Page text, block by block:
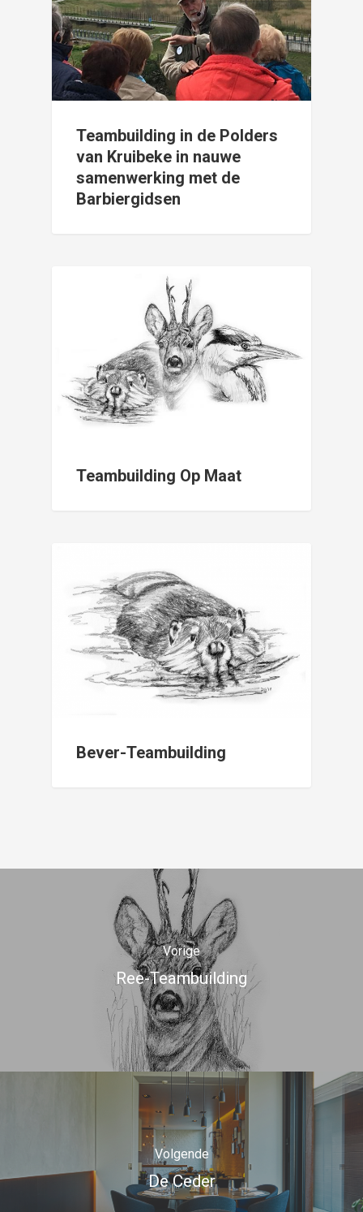
Teambuilding in de Polders
van Kruibeke in nauwe
samenwerking met de
Barbiergidsen
Teambuilding Op Maat
Bever-Teambuilding
Vorige
Ree-Teambuilding
Volgende
De Ceder